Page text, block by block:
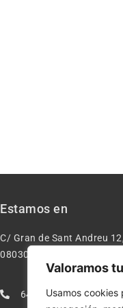
Valoramos
Usamos
Estamos en
C/ Gran de Sant Andreu 12,
08030 – Barcelona España
640277962